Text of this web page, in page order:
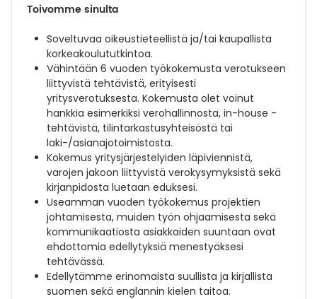
Toivomme sinulta
Soveltuvaa oikeustieteellistä ja/tai kaupallista
korkeakoulututkintoa.
Vähintään 6 vuoden työkokemusta verotukseen
liittyvistä tehtävistä, erityisesti
yritysverotuksesta. Kokemusta olet voinut
hankkia esimerkiksi verohallinnosta, in-house -
tehtävistä, tilintarkastusyhteisöstä tai
laki-/asianajotoimistosta.
Kokemus yritysjärjestelyiden läpiviennistä,
varojen jakoon liittyvistä verokysymyksistä sekä
kirjanpidosta luetaan eduksesi.
Useamman vuoden työkokemus projektien
johtamisesta, muiden työn ohjaamisesta sekä
kommunikaatiosta asiakkaiden suuntaan ovat
ehdottomia edellytyksiä menestyäksesi
tehtävässä.
Edellytämme erinomaista suullista ja kirjallista
suomen sekä englannin kielen taitoa.